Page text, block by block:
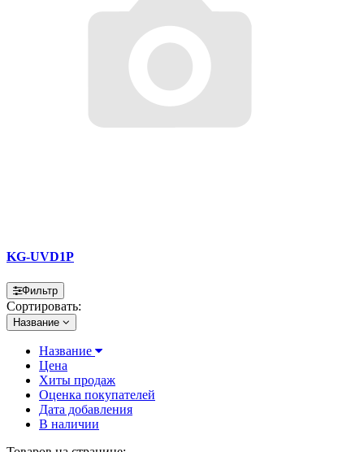
KG-UVD1P
Фильтр
Сортировать:
Название
Название
Цена
Хиты продаж
Оценка покупателей
Дата добавления
В наличии